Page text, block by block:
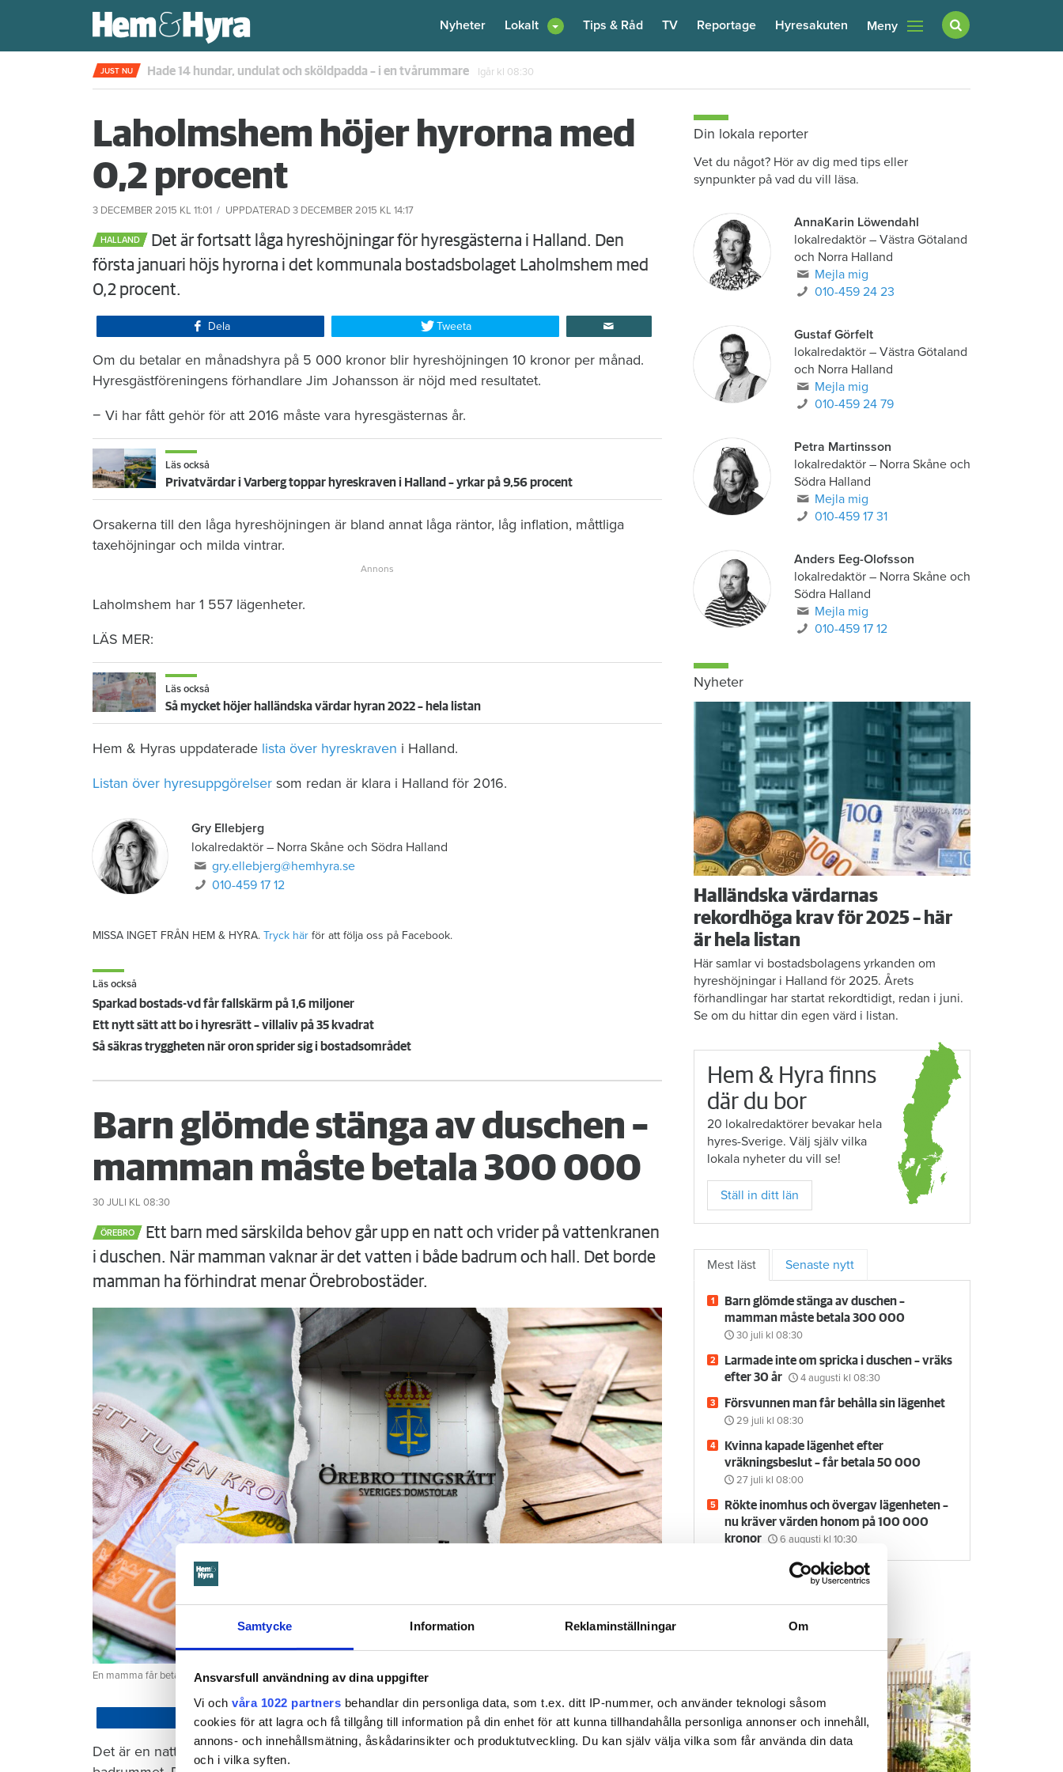
Samtycke Information Reklaminställningar Om
Ansvarsfull användning av dina uppgifter
Vi och våra 1022 partners behandlar din personliga data, som t.ex. ditt IP-nummer, och använder teknologi såsom
cookies för att lagra och få tillgång till information på din enhet för att kunna tillhandahålla personliga annonser och innehåll,
annons- och innehållsmätning, åskådarinsikter och produktutveckling. Du kan själv välja vilka som får använda din data
och i vilka syften.
Nyheter Lokalt Tips & Råd TV Reportage Hyresakuten Meny
JUST NU Kompisdealen blev verklighet – 40 år senare: "Flera fina fördelar med att dela bostad"
Laholmshem höjer hyrorna med
0,2 procent
3 DECEMBER 2015 KL 11:01 UPPDATERAD 3 DECEMBER 2015 KL 14:17
HALLAND
Det är fortsatt låga hyreshöjningar för hyresgästerna i Halland. Den
första januari höjs hyrorna i det kommunala bostadsbolaget Laholmshem med
0,2 procent.
Dela Tweeta
Om du betalar en månadshyra på 5 000 kronor blir hyreshöjningen 10 kronor per månad.
Hyresgästföreningens förhandlare Jim Johansson är nöjd med resultatet.
− Vi har fått gehör för att 2016 måste vara hyresgästernas år.
Läs också
Privatvärdar i Varberg toppar hyreskraven i Halland – yrkar på 9,56 procent
Orsakerna till den låga hyreshöjningen är bland annat låga räntor, låg inflation, måttliga
taxehöjningar och milda vintrar.
Laholmshem har 1 557 lägenheter.
LÄS MER:
Läs också
Så mycket höjer halländska värdar hyran 2022 – hela listan
Hem & Hyras uppdaterade lista över hyreskraven i Halland.
Listan över hyresuppgörelser som redan är klara i Halland för 2016.
Gry Ellebjerg
lokalredaktör – Norra Skåne och Södra Halland
gry.ellebjerg@hemhyra.se
010-459 17 12
MISSA INGET FRÅN HEM & HYRA. Tryck här för att följa oss på Facebook.
Läs också
Sparkad bostads-vd får fallskärm på 1,6 miljoner
Ett nytt sätt att bo i hyresrätt – villaliv på 35 kvadrat
Så säkras tryggheten när oron sprider sig i bostadsområdet
Barn glömde stänga av duschen –
mamman måste betala 300 000
30 JULI KL 08:30
ÖREBRO
Ett barn med särskilda behov går upp en natt och vrider på vattenkranen
i duschen. När mamman vaknar är det vatten i både badrum och hall. Det borde
mamman ha förhindrat menar Örebrobostäder.
En mamma får betala 300 000 kronor efter att ett barn satt på en vattenkran. Arkivbild från en annan vattenskada.
Dela Tweeta
Det är en natt hösten 2022. Barnet som har diagnostiserats med autism vaknar och går till
Din lokala reporter
Vet du något? Hör av dig med tips eller
synpunkter på vad du vill läsa.
AnnaKarin Löwendahl
lokalredaktör– Västra Götaland
och Norra Halland
Mejla mig
010-459 24 23
Gustaf Görfelt
lokalredaktör– Västra Götaland
och Norra Halland
Mejla mig
010-459 24 79
Petra Martinsson
lokalredaktör– Norra Skåne och
Södra Halland
Mejla mig
010-459 17 31
Anders Eeg-Olofsson
lokalredaktör– Norra Skåne och
Södra Halland
Mejla mig
010-459 17 12
Nyheter
Halländska värdarnas
rekordhöga krav för 2025 – här
är hela listan
Här samlar vi bostadsbolagens yrkanden om
hyreshöjningar i Halland för 2025. Årets
förhandlingar har startat rekordtidigt, redan i juni.
Se om du hittar din egen värd i listan.
Hem & Hyra finns
där du bor
20 lokalredaktörer bevakar hela
hyres-Sverige. Välj själv vilka
lokala nyheter du vill se!
Ställ in ditt län
Mest läst Senaste nytt
Barn glömde stänga av duschen –
mamman måste betala 300 000
30 juli kl 08:30
Larmade inte om spricka i duschen – vräks
efter 30 år
4 augusti kl 08:30
Försvunnen man får behålla sin lägenhet
29 juli kl 08:30
Kvinna kapade lägenhet efter
vräkningsbeslut – får betala 50 000
27 juli kl 08:00
Rökte inomhus och övergav lägenheten –
nu kräver värden honom på 100 000
kronor
6 augusti kl 10:30
Hem & Hyra TV